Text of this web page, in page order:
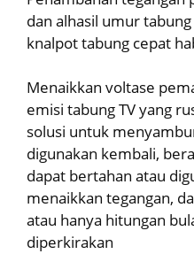
dan alhasil umur
knalpot tabung cepat
Menaikkan voltase
emisi tabung TV yang
solusi untuk
digunakan kembali,
dapat bertahan atau
menaikkan tegangan,
atau hanya hitungan
diperkirakan